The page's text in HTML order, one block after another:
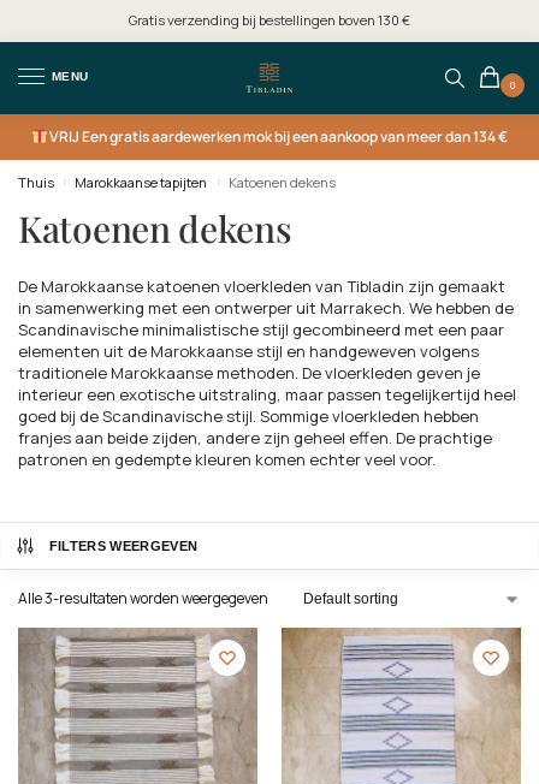
Gratis verzending bij bestellingen boven 130 €
MENU
0
VRIJEen gratis aardewerken mok bij een aankoop van meer dan 134 €
Thuis / Marokkaanse tapijten / Katoenen dekens
Katoenen dekens
De Marokkaanse katoenen vloerkleden van Tibladin zijn gemaakt
in samenwerking met een ontwerper uit Marrakech. We hebben de
Scandinavische minimalistische stijl gecombineerd met een paar
elementen uit de Marokkaanse stijl en handgeweven volgens
traditionele Marokkaanse methoden. De vloerkleden geven je
interieur een exotische uitstraling, maar passen tegelijkertijd heel
goed bij de Scandinavische stijl. Sommige vloerkleden hebben
franjes aan beide zijden, andere zijn geheel effen. De prachtige
patronen en gedempte kleuren komen echter veel voor.
FILTERS WEERGEVEN
Alle 3-resultaten worden weergegeven